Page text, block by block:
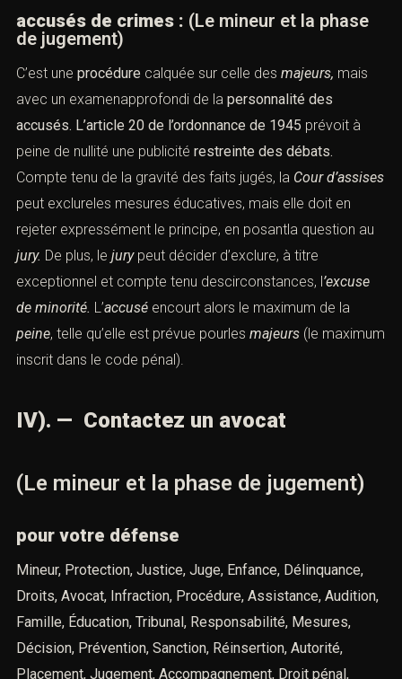
accusés de crimes : (Le mineur et la phase
de jugement)
C’est une procédure calquée sur celle des majeurs, mais
avec un examenapprofondi de la personnalité des
accusés. L’article 20 de l’ordonnance de 1945 prévoit à
peine de nullité une publicité restreinte des débats.
Compte tenu de la gravité des faits jugés, la Cour d’assises
peut exclureles mesures éducatives, mais elle doit en
rejeter expressément le principe, en posantla question au
jury. De plus, le jury peut décider d’exclure, à titre
exceptionnel et compte tenu descirconstances, l’excuse
de minorité. L’accusé encourt alors le maximum de la
peine, telle qu’elle est prévue pourles majeurs (le maximum
inscrit dans le code pénal).
IV). — Contactez un avocat
(Le mineur et la phase de jugement)
pour votre défense
Mineur, Protection, Justice, Juge, Enfance, Délinquance,
Droits, Avocat, Infraction, Procédure, Assistance, Audition,
Famille, Éducation, Tribunal, Responsabilité, Mesures,
Décision, Prévention, Sanction, Réinsertion, Autorité,
Placement, Jugement, Accompagnement, Droit pénal,